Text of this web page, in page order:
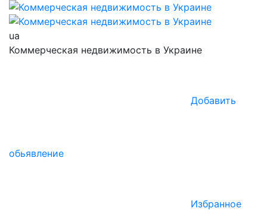
ua
Коммерческая недвижимость в Украине
Добавить
обьявление
Избранное